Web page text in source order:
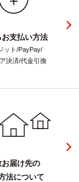
お支払い方法
ット/PayPay/
決済/代金引換
お届け先の
法について